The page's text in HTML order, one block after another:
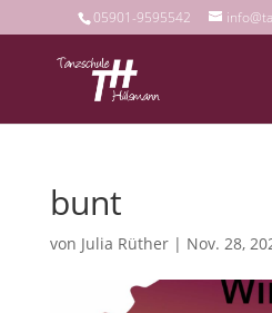
05901-9595542
bunt
von Julia Rüther| Nov. 28,